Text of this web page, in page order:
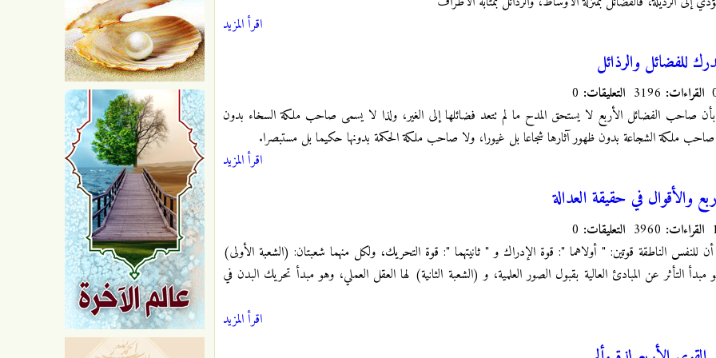
اقرأ المزيد
للفضائل والرذائل
القراءات: التعليقات:
صاحب الفضائل الأربع لا يستحق المدح ما لم تتعد فضائلها إلى الغير، ولذا لا يسمى صاحب ملكة السخاء بدون
صاحب ملكة الشجاعة بدون ظهور آثارها شجاعا بل غيورا، ولا صاحب ملكة الحكمة بدونها حكيما بل مستبصرا.
اقرأ المزيد
والأقوال في حقيقة العدالة
القراءات: التعليقات:
للنفس الناطقة قوتين: " أولاهما ": قوة الإدراك و " ثانيتهما ": قوة التحريك، ولكل منهما شعبتان: (الشعبة الأولى)
التأثر عن المبادئ العالية بقبول الصور العلمية، و (الشعبة الثانية) لها العقل العملي، وهو مبدأ تحريك البدن في
اقرأ المزيد